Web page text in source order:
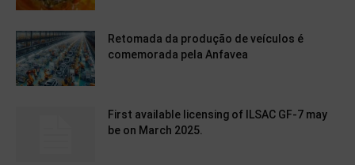
Retomada da produção de veículos é
comemorada pela Anfavea
First available licensing of ILSAC GF-7 may
be on March 2025.